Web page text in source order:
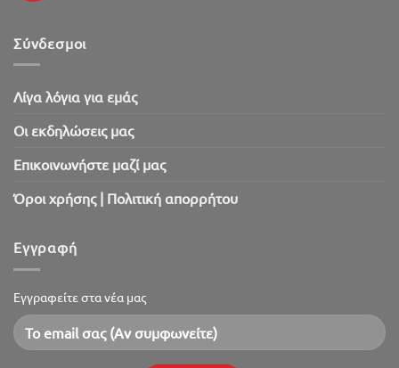
Σύνδεσμοι
Λίγα λόγια για εμάς
Oι εκδηλώσεις μας
Επικοινωνήστε μαζί μας
Όροι χρήσης | Πολιτική απορρήτου
Εγγραφή
Εγγραφείτε στα νέα μας